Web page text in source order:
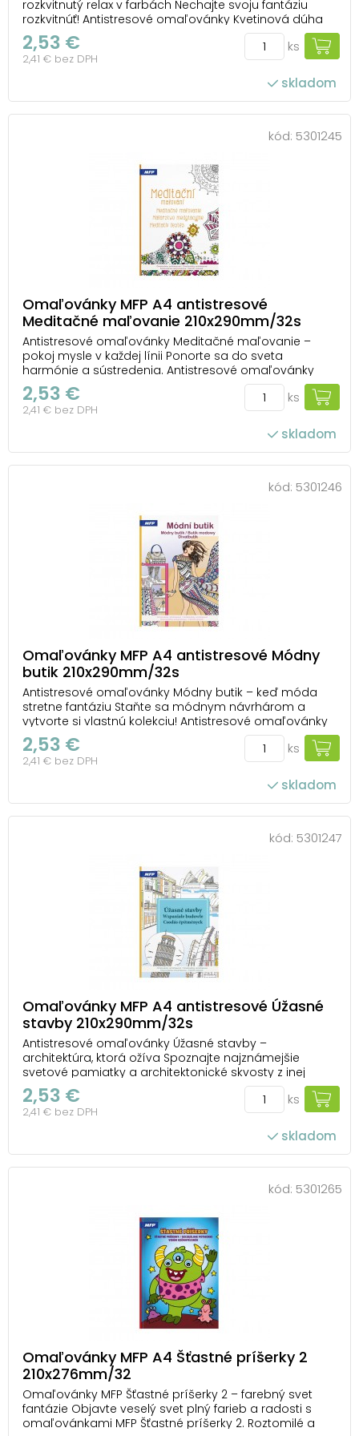
rozkvitnutý relax v farbách Nechajte svoju fantáziu
rozkvitnúť! Antistresové omaľovánky Kvetinová dúha
od MFP vás zavedú do sveta plného kvetov, jemných
línií a hravých ornamentov, ktoré čakajú, až im dodáte
vlastný farebný život. Každý obrázok pripo...
2,53 €
2,41 € bez DPH
ks
skladom
kód: 5301245
Omaľovánky MFP A4 antistresové
Meditačné maľovanie 210x290mm/32s
Antistresové omaľovánky Meditačné maľovanie –
pokoj mysle v každej línii Ponorte sa do sveta
harmónie a sústredenia. Antistresové omaľovánky
Meditačné maľovanie od MFP prinášajú mandaly,
ornamenty a abstraktné vzory, ktoré vás povedú k
vnútornému pokoju a upokoja vaše myšlienky. Každý
2,53 €
2,41 € bez DPH
ks
skladom
kód: 5301246
Omaľovánky MFP A4 antistresové Módny
butik 210x290mm/32s
Antistresové omaľovánky Módny butik – keď móda
stretne fantáziu Staňte sa módnym návrhárom a
vytvorte si vlastnú kolekciu! Antistresové omaľovánky
Módny butik od MFP vás zavedú medzi elegantné šaty,
topánky, kabelky a módne doplnky, ktoré čakajú, až im
dodáte štýl a farebný lesk. Každý obrá...
2,53 €
2,41 € bez DPH
ks
skladom
kód: 5301247
Omaľovánky MFP A4 antistresové Úžasné
stavby 210x290mm/32s
Antistresové omaľovánky Úžasné stavby –
architektúra, ktorá ožíva Spoznajte najznámejšie
svetové pamiatky a architektonické skvosty z inej
perspektívy – cez vlastnú fantáziu. Antistresové
omaľovánky Úžasné stavby od MFP vám umožnia
vyfarbiť slávne budovy, mosty aj modernú architektúru
2,53 €
2,41 € bez DPH
ks
skladom
kód: 5301265
Omaľovánky MFP A4 Šťastné príšerky 2
210x276mm/32
Omaľovánky MFP Šťastné príšerky 2 – farebný svet
fantázie Objavte veselý svet plný farieb a radosti s
omaľovánkami MFP Šťastné príšerky 2. Roztomilé a